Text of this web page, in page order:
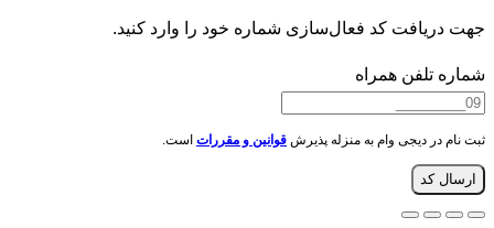
جهت دریافت کد فعال‌سازی شماره خود را وارد کنید.
شماره تلفن همراه
ثبت نام در دیجی وام به منزله پذیرش قوانین و مقررات است.
ارسال کد